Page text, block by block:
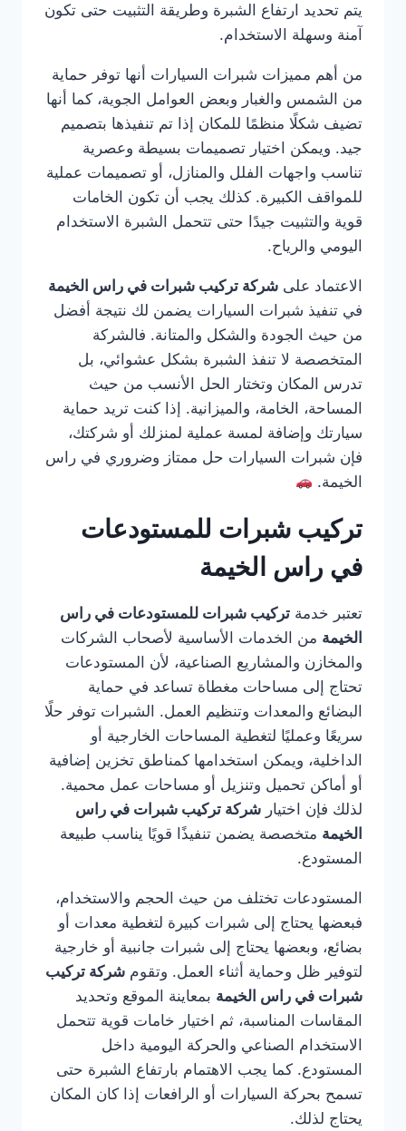
يتم تحديد ارتفاع الشبرة وطريقة التثبيت حتى تكون
آمنة وسهلة الاستخدام.
من أهم مميزات شبرات السيارات أنها توفر حماية
من الشمس والغبار وبعض العوامل الجوية، كما أنها
تضيف شكلًا منظمًا للمكان إذا تم تنفيذها بتصميم
جيد. ويمكن اختيار تصميمات بسيطة وعصرية
تناسب واجهات الفلل والمنازل، أو تصميمات عملية
للمواقف الكبيرة. كذلك يجب أن تكون الخامات
قوية والتثبيت جيدًا حتى تتحمل الشبرة الاستخدام
اليومي والرياح.
الاعتماد على شركة تركيب شبرات في راس الخيمة
في تنفيذ شبرات السيارات يضمن لك نتيجة أفضل
من حيث الجودة والشكل والمتانة. فالشركة
المتخصصة لا تنفذ الشبرة بشكل عشوائي، بل
تدرس المكان وتختار الحل الأنسب من حيث
المساحة، الخامة، والميزانية. إذا كنت تريد حماية
سيارتك وإضافة لمسة عملية لمنزلك أو شركتك،
فإن شبرات السيارات حل ممتاز وضروري في راس
الخيمة.
تركيب شبرات للمستودعات
في راس الخيمة
تعتبر خدمة تركيب شبرات للمستودعات في راس
الخيمة من الخدمات الأساسية لأصحاب الشركات
والمخازن والمشاريع الصناعية، لأن المستودعات
تحتاج إلى مساحات مغطاة تساعد في حماية
البضائع والمعدات وتنظيم العمل. الشبرات توفر حلًا
سريعًا وعمليًا لتغطية المساحات الخارجية أو
الداخلية، ويمكن استخدامها كمناطق تخزين إضافية
أو أماكن تحميل وتنزيل أو مساحات عمل محمية.
لذلك فإن اختيار شركة تركيب شبرات في راس
الخيمة متخصصة يضمن تنفيذًا قويًا يناسب طبيعة
المستودع.
المستودعات تختلف من حيث الحجم والاستخدام،
فبعضها يحتاج إلى شبرات كبيرة لتغطية معدات أو
بضائع، وبعضها يحتاج إلى شبرات جانبية أو خارجية
لتوفير ظل وحماية أثناء العمل. وتقوم شركة تركيب
شبرات في راس الخيمة بمعاينة الموقع وتحديد
المقاسات المناسبة، ثم اختيار خامات قوية تتحمل
الاستخدام الصناعي والحركة اليومية داخل
المستودع. كما يجب الاهتمام بارتفاع الشبرة حتى
تسمح بحركة السيارات أو الرافعات إذا كان المكان
يحتاج لذلك.